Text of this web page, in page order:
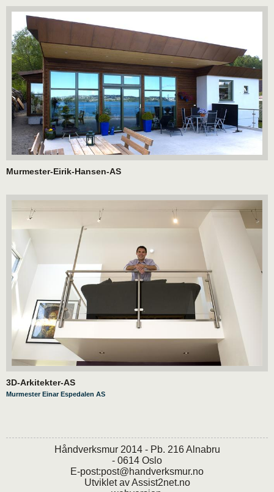
Murmester-Eirik-Hansen-AS
3D-Arkitekter-AS
Murmester Einar Espedalen AS
Håndverksmur 2014 - Pb. 216 Alnabru
- 0614 Oslo
E-post:post@handverksmur.no
Utviklet avAssist2net.no